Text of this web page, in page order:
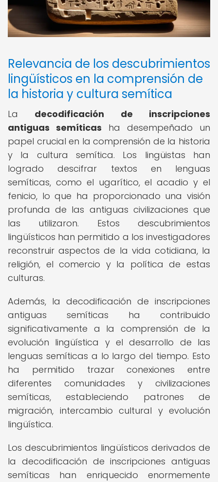
Relevancia de los descubrimientos
lingüísticos en la comprensión de
la historia y cultura semítica
La decodificación de inscripciones
antiguas semíticas ha desempeñado un
papel crucial en la comprensión de la historia
y la cultura semítica. Los lingüistas han
logrado descifrar textos en lenguas
semíticas, como el ugarítico, el acadio y el
fenicio, lo que ha proporcionado una visión
profunda de las antiguas civilizaciones que
las utilizaron. Estos descubrimientos
lingüísticos han permitido a los investigadores
reconstruir aspectos de la vida cotidiana, la
religión, el comercio y la política de estas
culturas.
Además, la decodificación de inscripciones
antiguas semíticas ha contribuido
significativamente a la comprensión de la
evolución lingüística y el desarrollo de las
lenguas semíticas a lo largo del tiempo. Esto
ha permitido trazar conexiones entre
diferentes comunidades y civilizaciones
semíticas, estableciendo patrones de
migración, intercambio cultural y evolución
lingüística.
Los descubrimientos lingüísticos derivados de
la decodificación de inscripciones antiguas
semíticas han enriquecido enormemente